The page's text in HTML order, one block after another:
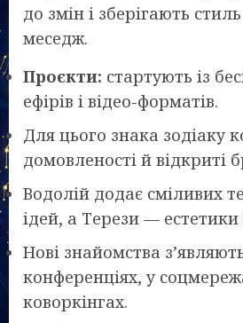
до змін і зберігають
меседж.
Проєкти: стартують із
ефірів і відео-форматів.
Для цього знака зодіаку
домовленості й відкриті
Водолій додає сміливих
ідей, а Терези —
Нові знайомства
конференціях, у
коворкінгах.